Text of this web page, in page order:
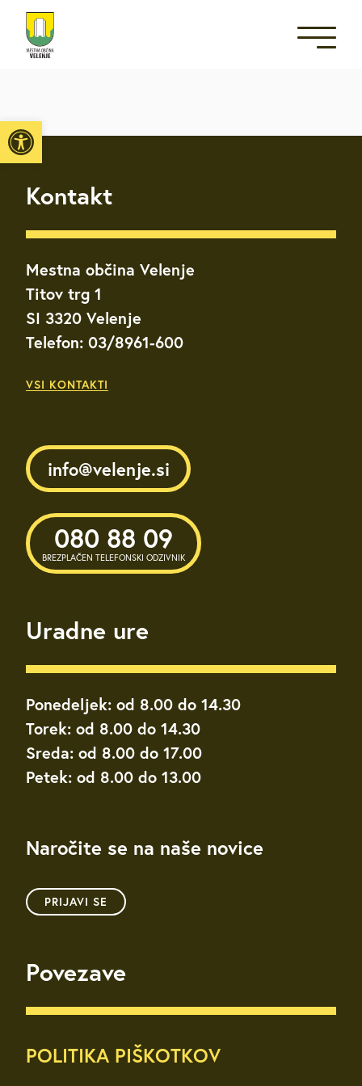
Open toolbar
Kontakt
Mestna občina Velenje
Titov trg 1
SI 3320 Velenje
Telefon: 03/8961-600
VSI KONTAKTI
info@velenje.si
080 88 09
BREZPLAČEN TELEFONSKI ODZIVNIK
Uradne ure
Ponedeljek: od 8.00 do 14.30
Torek: od 8.00 do 14.30
Sreda: od 8.00 do 17.00
Petek: od 8.00 do 13.00
Naročite se na naše novice
PRIJAVI SE
Povezave
POLITIKA PIŠKOTKOV